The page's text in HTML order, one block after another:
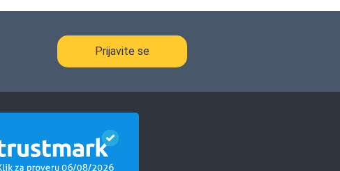
Prijavite se